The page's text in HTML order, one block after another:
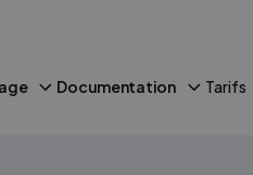
Documentation Tarifs